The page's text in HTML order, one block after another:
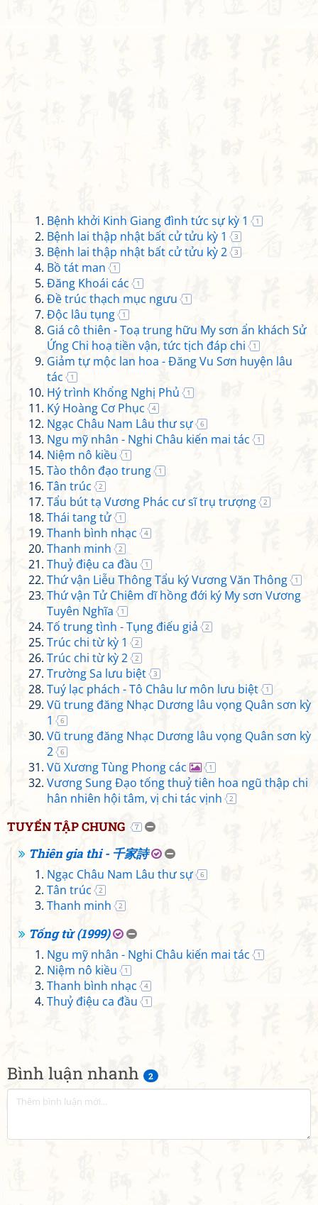
Bình luận nhanh 2
Bệnh khởi Kinh Giang đình tức sự kỳ 1 1
Bệnh lai thập nhật bất cử tửu kỳ 1 3
Bệnh lai thập nhật bất cử tửu kỳ 2 3
Bồ tát man 1
Đăng Khoái các 1
Đề trúc thạch mục ngưu 1
Độc lâu tụng 1
Giá cô thiên - Toạ trung hữu My sơn ẩn khách Sử
Ứng Chi hoạ tiền vận, tức tịch đáp chi
1
Giảm tự mộc lan hoa - Đăng Vu Sơn huyện lâu
tác
1
Hý trình Khổng Nghị Phủ 1
Ký Hoàng Cơ Phục 4
Ngạc Châu Nam Lâu thư sự 6
Ngu mỹ nhân - Nghi Châu kiến mai tác 1
Niệm nô kiều 1
Tào thôn đạo trung 1
Tân trúc 2
Tẩu bút tạ Vương Phác cư sĩ trụ trượng 2
Thái tang tử 1
Thanh bình nhạc 4
Thanh minh 2
Thuỷ điệu ca đầu 1
Thứ vận Liễu Thông Tẩu ký Vương Văn Thông 1
Thứ vận Tử Chiêm dĩ hồng đới ký My sơn Vương
Tuyên Nghĩa
1
Tố trung tình - Tụng điếu giả 2
Trúc chi từ kỳ 1 2
Trúc chi từ kỳ 2 2
Trường Sa lưu biệt 3
Tuý lạc phách - Tô Châu lư môn lưu biệt 1
Vũ trung đăng Nhạc Dương lâu vọng Quân sơn kỳ
1
6
Vũ trung đăng Nhạc Dương lâu vọng Quân sơn kỳ
2
6
Vũ Xương Tùng Phong các 1
Vương Sung Đạo tống thuỷ tiên hoa ngũ thập chi
hân nhiên hội tâm, vị chi tác vịnh
2
TUYỂN TẬP CHUNG 7
Thiên gia thi - 千家詩
Ngạc Châu Nam Lâu thư sự 6
Tân trúc 2
Thanh minh 2
Tống từ (1999)
Ngu mỹ nhân - Nghi Châu kiến mai tác 1
Niệm nô kiều 1
Thanh bình nhạc 4
Thuỷ điệu ca đầu 1